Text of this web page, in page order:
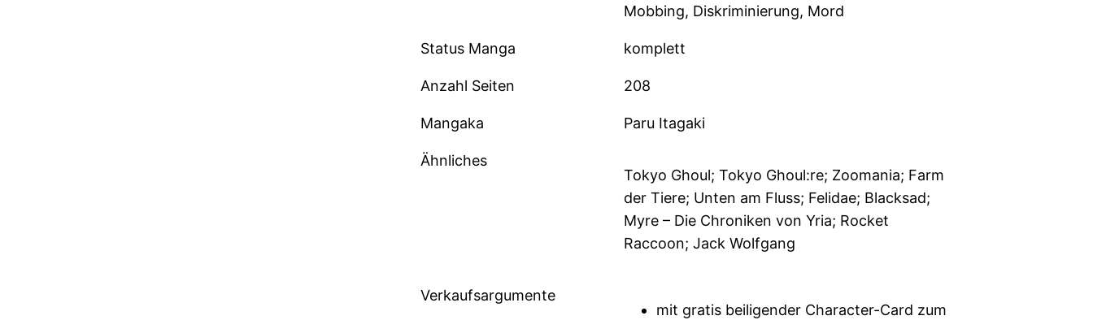
Mobbing, Diskriminierung, Mord
Status Manga komplett
Anzahl Seiten 208
Mangaka Paru Itagaki
Ähnliches
Tokyo Ghoul; Tokyo Ghoul:re; Zoomania; Farm
der Tiere; Unten am Fluss; Felidae; Blacksad;
Myre – Die Chroniken von Yria; Rocket
Raccoon; Jack Wolfgang
Verkaufsargumente
mit gratis beiligender Character-Card zum